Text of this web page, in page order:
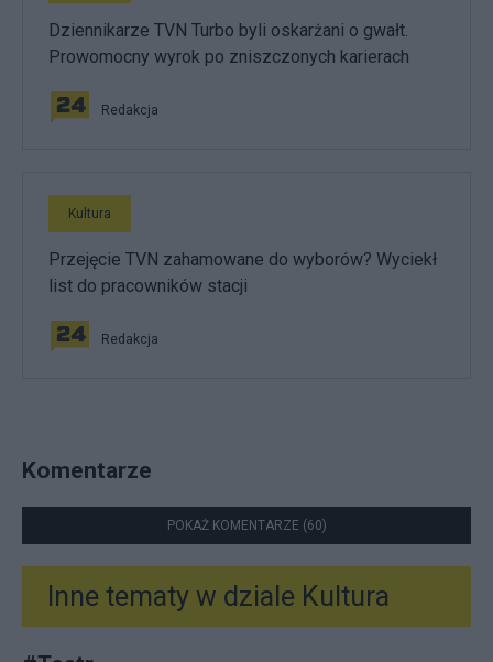
Dziennikarze TVN Turbo byli oskarżani o gwałt.
Prowomocny wyrok po zniszczonych karierach
Redakcja
Kultura
Przejęcie TVN zahamowane do wyborów? Wyciekł
list do pracowników stacji
Redakcja
Komentarze
POKAŻ KOMENTARZE (60)
Inne tematy w dziale Kultura